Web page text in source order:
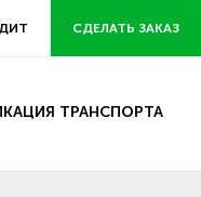
СДЕЛАТЬ ЗАКАЗ
ТРАНСПОРТА